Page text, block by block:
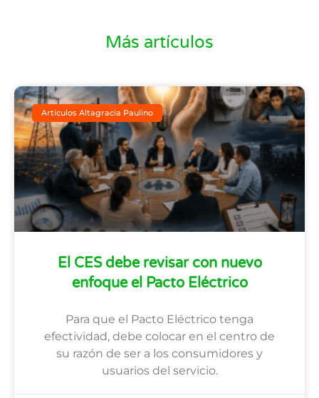
Más artículos
Articulos Altagracia Paulino
El CES debe revisar con nuevo
enfoque el Pacto Eléctrico
Para que el Pacto Eléctrico tenga
efectividad, debe colocar en el centro de
su razón de ser a los consumidores y
usuarios del servicio.